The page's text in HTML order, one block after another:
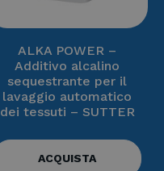
ALKA POWER –
Additivo alcalino
sequestrante per il
lavaggio automatico
dei tessuti – SUTTER
ACQUISTA